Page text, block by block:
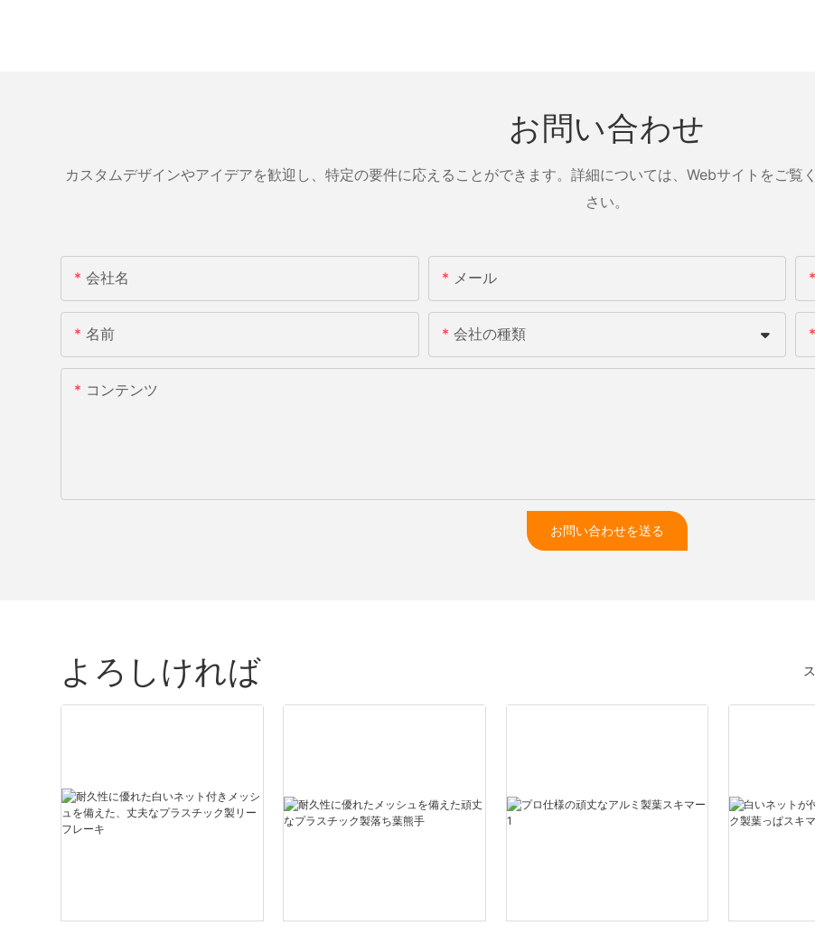
お問い合わせ
カスタムデザインやアイデアを歓迎し、特定の要件に応えることができます。詳細については、Webサイトをご覧
さい。
会社名 メール
名前 会社の種類
コンテンツ
お問い合わせを送る
よろしければ